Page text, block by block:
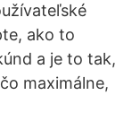
ako to
a je to tak,
maximálne,